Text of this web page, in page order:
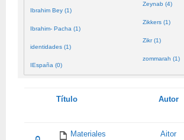
Ibrahim Bey (1)
Ibrahim- Pacha (1)
identidades (1)
IEspaña (0)
Zeynab (4)
Zikkers (1)
Zikr (1)
zommarah (1)
Título Autor
Materiales
Aitor